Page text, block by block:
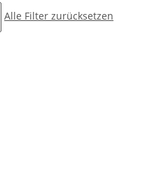
Alle Filter zurücksetzen